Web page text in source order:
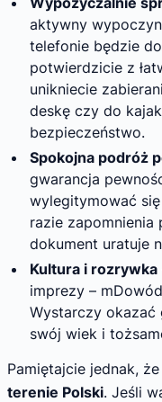
aktywny
telefonie będzie
potwierdzicie z
unikniecie
deskę czy do
bezpieczeństwo.
Spokojna podróż
gwarancja
wylegitymować
razie
dokument uratuje
Kultura i rozrywka
imprezy –
Wystarczy
swój wiek i
Pamiętajcie jednak, że
terenie Polski. Jeśli